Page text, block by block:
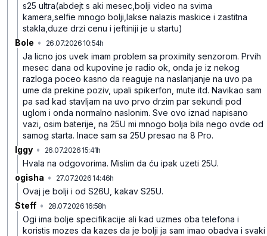
s25 ultra(abdejt s aki mesec,bolji video na svima
kamera,selfie mnogo bolji,lakse nalazis maskice i zastitna
stakla,duze drzi cenu i jeftiniji je u startu)
Bole • 26.07.2026 10:54h
Ja licno jos uvek imam problem sa proximity senzorom. Prvih
mesec dana od kupovine je radio ok, onda je iz nekog
razloga poceo kasno da reaguje na naslanjanje na uvo pa
ume da prekine poziv, upali spikerfon, mute itd. Navikao sam
pa sad kad stavljam na uvo prvo drzim par sekundi pod
uglom i onda normalno naslonim. Sve ovo iznad napisano
vazi, osim baterije, na 25U mi mnogo bolja bila nego ovde od
samog starta. Inace sam sa 25U presao na 8 Pro.
Iggy • 26.07.2026 15:41h
Hvala na odgovorima. Mislim da ću ipak uzeti 25U.
ogisha • 27.07.2026 14:46h
Ovaj je bolji i od S26U, kakav S25U.
Steff • 28.07.2026 16:58h
Ogi ima bolje specifikacije ali kad uzmes oba telefona i
koristis mozes da kazes da je bolji ja sam imao obadva i svaki